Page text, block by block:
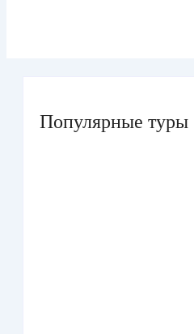
Популярные туры